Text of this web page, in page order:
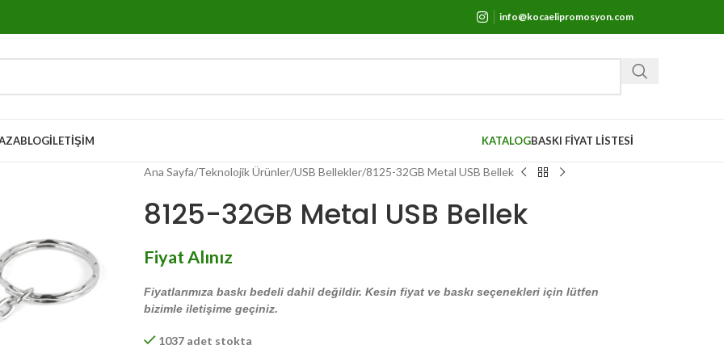
info@kocaelipromosyon.com
BLOGİLETIŞIM KATALOGBASKI FİYAT LİSTESİ
Ana Sayfa Teknolojik Ürünler USB Bellekler 8125-32GB Metal USB Bellek
8125-32GB Metal USB Bellek
Fiyat Alınız
Fiyatlarımıza baskı bedeli dahil değildir. Kesin fiyat ve baskı seçenekleri için lütfen
bizimle iletişime geçiniz.
1037 adet stokta